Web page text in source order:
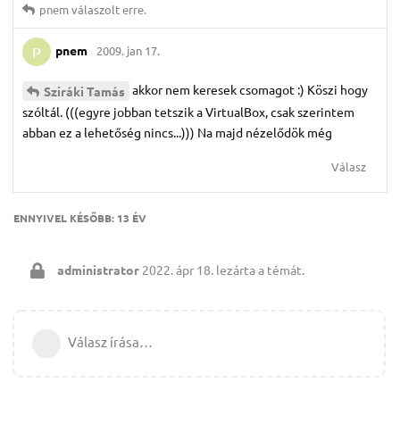
pnemválaszolt erre.
P pnem 2009. jan 17.
Sziráki Tamás akkor nem keresek csomagot :) Köszi hogy
szóltál. (((egyre jobban tetszik a VirtualBox, csak szerintem
abban ez a lehetőség nincs...))) Na majd nézelődök még
Válasz
ENNYIVEL KÉSŐBB: 13 ÉV
administrator 2022. ápr 18. lezárta a témát.
Válasz írása…